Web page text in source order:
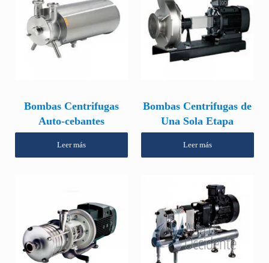
Bombas Centrifugas
Auto-cebantes
Leer más
Bombas Centrifugas de
Una Sola Etapa
Leer más